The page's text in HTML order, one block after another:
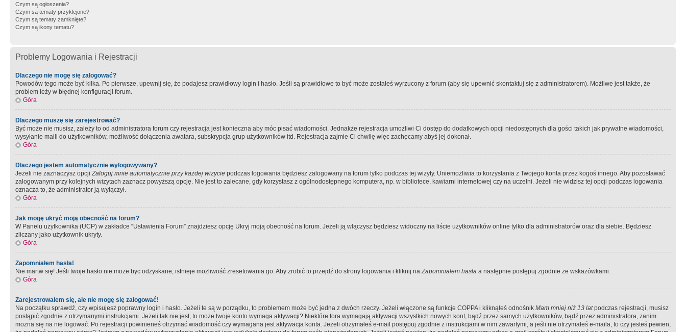
Czym są ogłoszenia?
Czym są tematy przyklejone?
Czym są tematy zamknięte?
Czym są ikony tematu?
Problemy Logowania i Rejestracji
Dlaczego nie mogę się zalogować?
Powodów tego może być kilka. Po pierwsze, upewnij się, że podajesz prawidłowy login i hasło. Jeśli są prawidłowe to być może zostałeś wyrzucony z forum (aby się upewnić skontaktuj się z administratorem). Możliwe jest także, że
problem leży w błędnej konfiguracji forum.
Góra
Dlaczego muszę się zarejestrować?
Być może nie musisz, zależy to od administratora forum czy rejestracja jest konieczna aby móc pisać wiadomości. Jednakże rejestracja umożliwi Ci dostęp do dodatkowych opcji niedostępnych dla gości takich jak prywatne wiadomości,
wysyłanie maili do użytkowników, możliwość dołączenia awatara, subskrypcja grup użytkowników itd. Rejestracja zajmie Ci chwilę więc zachęcamy abyś jej dokonał.
Góra
Dlaczego jestem automatycznie wylogowywany?
Jeżeli nie zaznaczysz opcjiZaloguj mnie automatycznie przy każdej wizycie podczas logowania będziesz zalogowany na forum tylko podczas tej wizyty. Uniemożliwia to korzystania z Twojego konta przez kogoś innego. Aby pozostawać
zalogowanym przy kolejnych wizytach zaznacz powyższą opcję. Nie jest to zalecane, gdy korzystasz z ogólnodostępnego komputera, np. w bibliotece, kawiarni internetowej czy na uczelni. Jeżeli nie widzisz tej opcji podczas logowania
oznacza to, że administrator ją wyłączył.
Góra
Jak mogę ukryć moją obecność na forum?
W Panelu użytkownika (UCP) w zakładce “Ustawienia Forum” znajdziesz opcję Ukryj moją obecność na forum. Jeżeli ją włączysz będziesz widoczny na liście użytkowników online tylko dla administratorów oraz dla siebie. Będziesz
zliczany jako użytkownik ukryty.
Góra
Zapomniałem hasła!
Nie martw się! Jeśli twoje hasło nie może byc odzyskane, istnieje możliwość zresetowania go. Aby zrobić to przejdź do strony logowania i kliknij naZapomniałem hasła a następnie postępuj zgodnie ze wskazówkami.
Góra
Zarejestrowałem się, ale nie mogę się zalogować!
Na początku sprawdź, czy wpisujesz poprawny login i hasło. Jeżeli te są w porządku, to problemem może być jedna z dwóch rzeczy. Jeżeli włączone są funkcje COPPA i kliknąłeś odnośnik Mam mniej niż 13 latpodczas rejestracji, musisz
postąpić zgodnie z otrzymanymi instrukcjami. Jeżeli tak nie jest, to może twoje konto wymaga aktywacji? Niektóre fora wymagają aktywacji wszystkich nowych kont, bądź przez samych użytkowników, bądź przez administratora, zanim
można się na nie logować. Po rejestracji powinieneś otrzymać wiadomość czy wymagana jest aktywacja konta. Jeżeli otrzymałeś e-mail postępuj zgodnie z instrukcjami w nim zawartymi, a jeśli nie otrzymałeś e-maila, to czy jesteś pewien,